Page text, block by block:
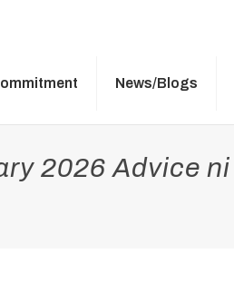
News/Blogs
2026 Advice ni